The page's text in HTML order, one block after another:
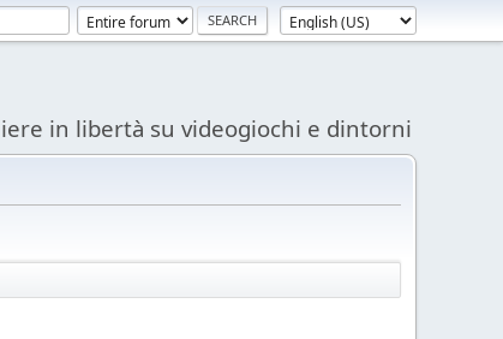
in libertà su videogiochi e dintorni